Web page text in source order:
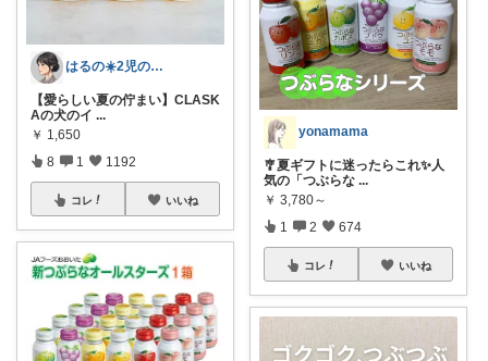
はるの☀️2児のママ𓂃◌𓈒𓐍
【愛らしい夏の佇まい】CLASK
Aの犬のイ ...
￥ 1,650
8 1 1192
コレ いいね
yonamama
🎐夏ギフトに迷ったらこれ✨人
気の「つぶらな ...
￥ 3,780～
1 2 674
コレ いいね